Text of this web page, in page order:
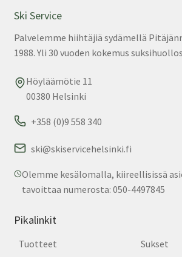
Ski Service
Palvelemme hiihtäjiä sydämellä
1988. Yli 30 vuoden kokemus
Höyläämötie 11
00380 Helsinki
+358 (0)9 558 340
ski@skiservicehelsinki.fi
Olemme kesälomalla, kiireellisissä
tavoittaa numerosta: 050-4497845
Pikalinkit
Tuotteet
Sukset